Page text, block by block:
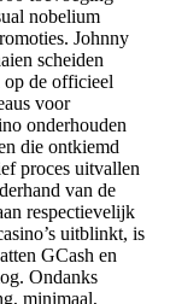
nobelium
Johnny
scheiden
op de officieel
voor
onderhouden
die ontkiemd
proces uitvallen
van de
respectievelijk
uitblinkt, is
GCash en
Ondanks
minimaal,